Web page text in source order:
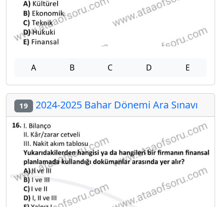
A B C D E
19 2024-2025 Bahar Dönemi Ara Sınavı